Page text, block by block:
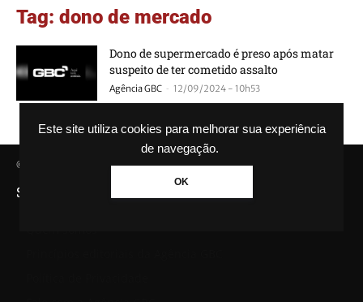
Este site utiliza cookies para melhorar sua experiência
de navegação.
OK
Tag: dono de mercado
Dono de supermercado é preso após matar
suspeito de ter cometido assalto
Agência GBC - 12/09/2024 - 10h53
© Agência GBC. Aqui tem notícia. Todos os direitos reservados.
SAIBA MAIS SOBRE A AGÊNCIA GBC